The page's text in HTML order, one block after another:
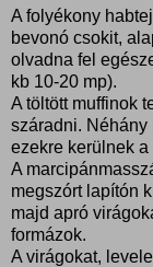
A folyékony
bevonó csokit,
olvadna fel
kb 10-20 mp).
A töltött muffinok
száradni. Néhány
ezekre kerülnek
A
megszórt lapítón
majd apró
formázok.
A virágokat,